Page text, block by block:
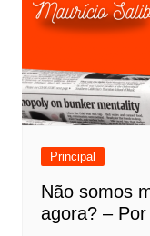
Principal
Não somos
agora? –